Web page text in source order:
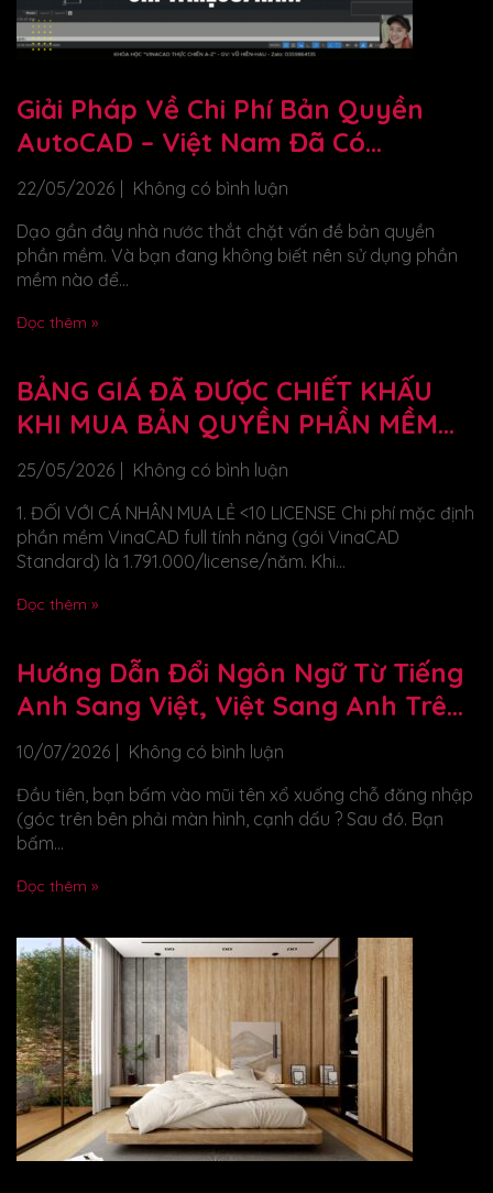
Giải Pháp Về Chi Phí Bản Quyền
AutoCAD – Việt Nam Đã Có
VinaCAD Chỉ 1triệu5/năm
22/05/2026
Không có bình luận
Dạo gần đây nhà nước thắt chặt vấn đề bản quyền
phần mềm. Và bạn đang không biết nên sử dụng phần
mềm nào để...
Đọc thêm »
BẢNG GIÁ ĐÃ ĐƯỢC CHIẾT KHẤU
KHI MUA BẢN QUYỀN PHẦN MỀM
VINACAD
25/05/2026
Không có bình luận
1. ĐỐI VỚI CÁ NHÂN MUA LẺ <10 LICENSE Chi phí mặc định
phần mềm VinaCAD full tính năng (gói VinaCAD
Standard) là 1.791.000/license/năm. Khi...
Đọc thêm »
Hướng Dẫn Đổi Ngôn Ngữ Từ Tiếng
Anh Sang Việt, Việt Sang Anh Trên
Phần Mềm VinaCAD
10/07/2026
Không có bình luận
Đầu tiên, bạn bấm vào mũi tên xổ xuống chỗ đăng nhập
(góc trên bên phải màn hình, cạnh dấu ? Sau đó. Bạn
bấm...
Đọc thêm »